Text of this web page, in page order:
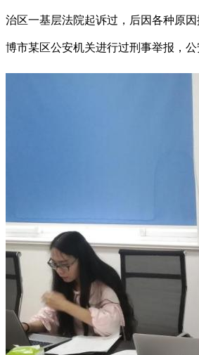
治区一基层法院起诉过，后因各种原
博市某区公安机关进行过刑事举报，公